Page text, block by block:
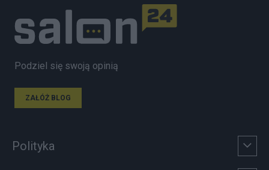
Podziel się swoją opinią
ZAŁÓŻ BLOG
Polityka